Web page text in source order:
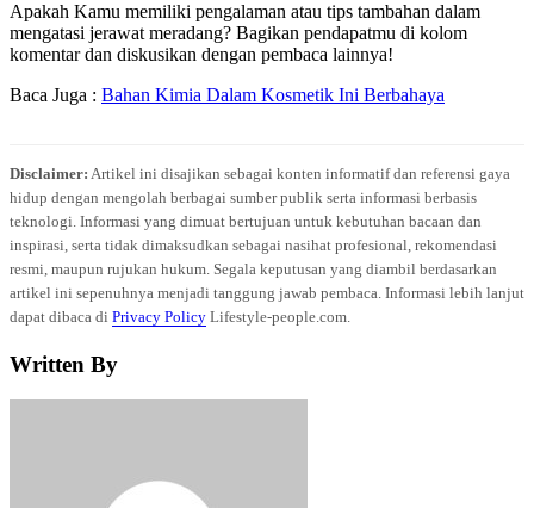
Apakah Kamu memiliki pengalaman atau tips tambahan dalam
mengatasi jerawat meradang? Bagikan pendapatmu di kolom
komentar dan diskusikan dengan pembaca lainnya!
Baca Juga : Bahan Kimia Dalam Kosmetik Ini Berbahaya
Disclaimer: Artikel ini disajikan sebagai konten informatif dan referensi gaya
hidup dengan mengolah berbagai sumber publik serta informasi berbasis
teknologi. Informasi yang dimuat bertujuan untuk kebutuhan bacaan dan
inspirasi, serta tidak dimaksudkan sebagai nasihat profesional, rekomendasi
resmi, maupun rujukan hukum. Segala keputusan yang diambil berdasarkan
artikel ini sepenuhnya menjadi tanggung jawab pembaca. Informasi lebih lanjut
dapat dibaca di Privacy Policy Lifestyle-people.com.
Written By